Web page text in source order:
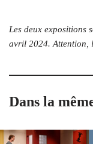
Les deux expositions
avril 2024. Attention,
Dans la